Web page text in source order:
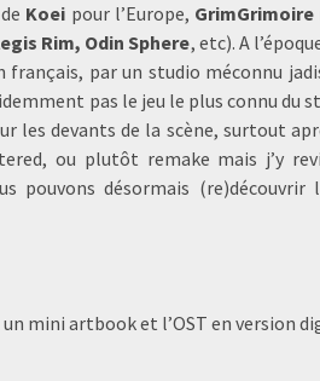
Koei pour l’Europe, GrimGrimoire
Rim, Odin Sphere, etc). A
français, par un studio méconnu
pas le jeu le plus connu du
les devants de la scène, surtout
ou plutôt remake mais j’y
pouvons désormais (re)découvrir
mini artbook et l’OST en version